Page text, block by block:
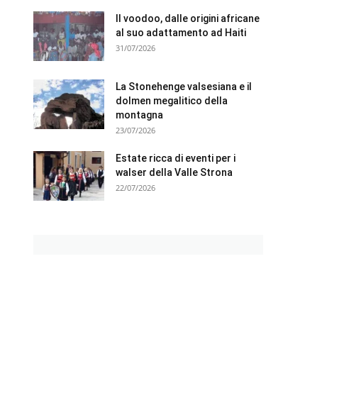
Il voodoo, dalle origini africane
al suo adattamento ad Haiti
31/07/2026
La Stonehenge valsesiana e il
dolmen megalitico della
montagna
23/07/2026
Estate ricca di eventi per i
walser della Valle Strona
22/07/2026